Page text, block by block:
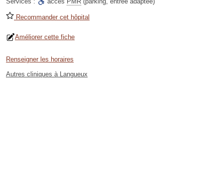
Recommander cet hôpital
Améliorer cette fiche
Renseigner les horaires
Autres cliniques à Langueux